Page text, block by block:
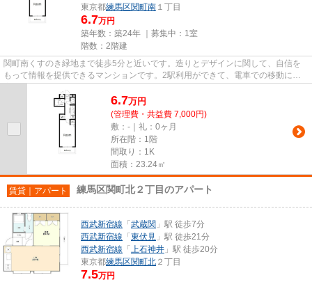
東京都練馬区関町南 １丁目
6.7万円
築年数：築24年 ｜募集中： 1室
階数：2階建
関町南くすのき緑地まで徒歩5分と近いです。造りとデザインに関して、自信を
もって情報を提供できるマンションです。2駅利用ができて、電車での移動に役
6.7万円
(管理費・共益費 7,000円)
敷：-｜礼：0ヶ月
所在階：1階
間取り：1K
面積：23.24㎡
賃貸｜アパート 練馬区関町北２丁目のアパート
西武新宿線 「 武蔵関 」駅 徒歩7分
西武新宿線 「 東伏見 」駅 徒歩21分
西武新宿線 「 上石神井 」駅 徒歩20分
東京都練馬区関町北 ２丁目
7.5万円